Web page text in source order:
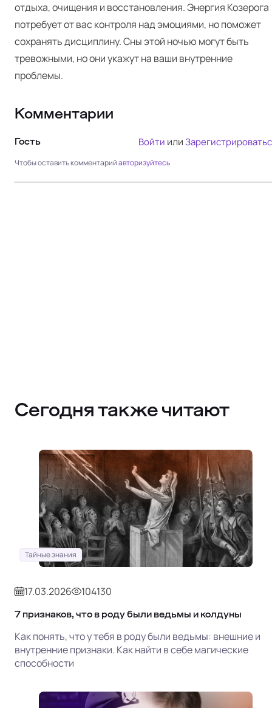
отдыха, очищения и восстановления. Энергия Козерога
потребует от вас контроля над эмоциями, но поможет
сохранять дисциплину. Сны этой ночью могут быть
тревожными, но они укажут на ваши внутренние
проблемы.
Комментарии
Гость Войти или
Чтобы оставить комментарийавторизуйтесь
Сегодня также читают
Тайные знания
17.03.2026 104130
7 признаков, что в роду были ведьмы и колдуны
Как понять, что у тебя в роду были ведьмы: внешние и
внутренние признаки. Как найти в себе магические
способности